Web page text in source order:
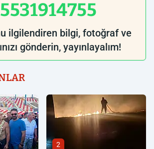
ilgilendiren bilgi, fotoğraf ve
gönderin, yayınlayalım!
2